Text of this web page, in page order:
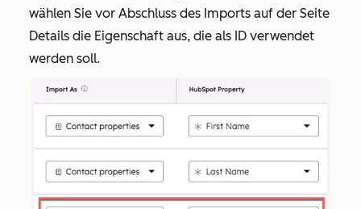
wählen Sie vor Abschluss des Imports auf der Seite
Details die Eigenschaft aus, die als ID verwendet
werden soll.